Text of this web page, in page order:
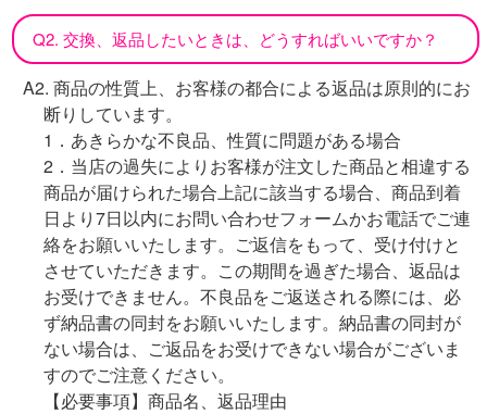
Q2. 交換、返品したいときは、どうすればいいですか？
A2. 商品の性質上、お客様の都合による返品は原則的にお
断りしています。
1． あきらかな不良品、性質に問題がある場合
2．当店の過失によりお客様が注文した商品と相違する
商品が届けられた場合上記に該当する場合、商品到着
日より7日以内にお問い合わせフォームかお電話でご連
絡をお願いいたします。ご返信をもって、受け付けと
させていただきます。この期間を過ぎた場合、返品は
お受けできません。不良品をご返送される際には、必
ず納品書の同封をお願いいたします。納品書の同封が
ない場合は、ご返品をお受けできない場合がございま
すのでご注意ください。
【必要事項】商品名、返品理由